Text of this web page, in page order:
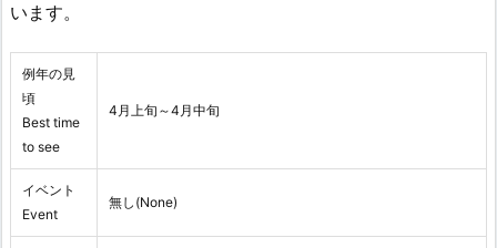
います。
例年の見
頃
Best time
to see
4月上旬～4月中旬
イベント
Event
無し(None)